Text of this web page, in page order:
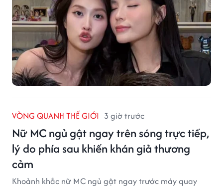
VÒNG QUANH THẾ GIỚI 3 giờ trước
Nữ MC ngủ gật ngay trên sóng trực tiếp,
lý do phía sau khiến khán giả thương
cảm
Khoảnh khắc nữ MC ngủ gật ngay trước máy quay